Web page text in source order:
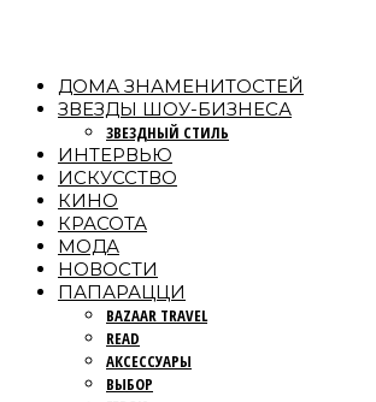
ДОМА ЗНАМЕНИТОСТЕЙ
ЗВЕЗДЫ ШОУ-БИЗНЕСА
ЗВЕЗДНЫЙ СТИЛЬ
ИНТЕРВЬЮ
ИСКУССТВО
КИНО
КРАСОТА
МОДА
НОВОСТИ
ПАПАРАЦЦИ
BAZAAR TRAVEL
READ
АКСЕССУАРЫ
ВЫБОР